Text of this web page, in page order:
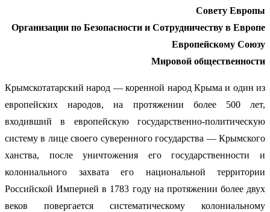
Совету Европы
Организации по Безопасности и Сотрудничеству в Европе
Европейскому Союзу
Мировой общественности
Крымскотатарский народ — коренной народ Крыма и один из
европейских народов, на протяжении более 500 лет,
входивший в европейскую государственно-политическую
систему в лице своего суверенного государства — Крымского
ханства, после уничтожения его государственности и
колониального захвата его национальной территории
Российской Империей в 1783 году на протяжении более двух
веков повергается систематическому колониальному